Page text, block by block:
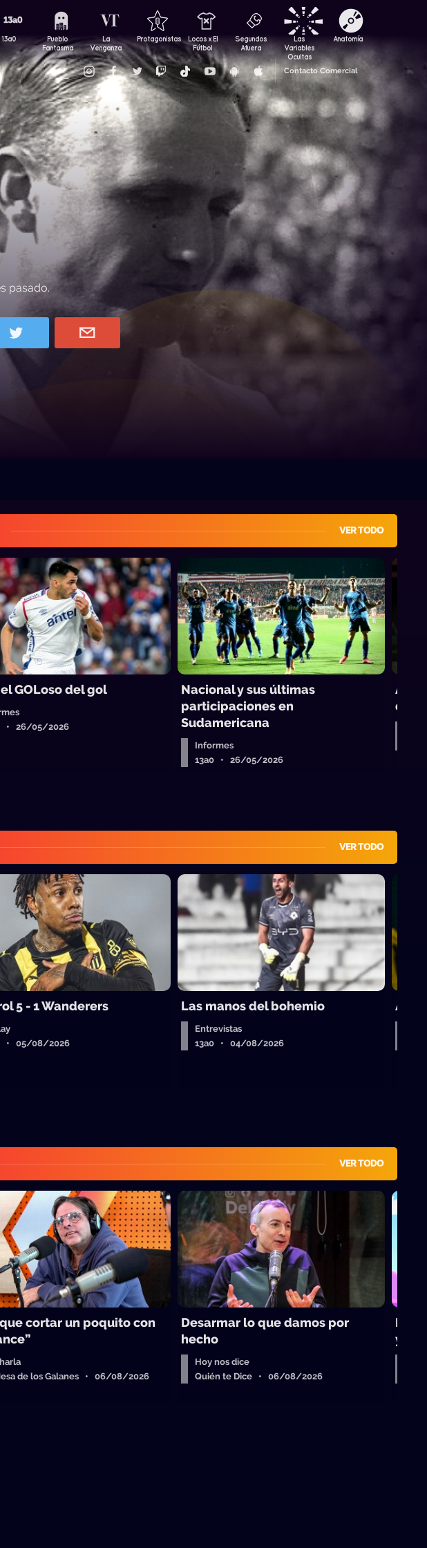
13a0
Pueblo
Fantasma
La
Venganza
Protagonistas
Locos x El
Fútbol
Segundos
Afuera
Las
Variables
Ocultas
Anatomía
Contacto Comercial
pasado.
VER TODO
GOLoso del gol
• 26/05/2026
Nacional y sus últimas
participaciones en
Sudamericana
Informes
13a0 • 26/05/2026
de
VER TODO
5 - 1 Wanderers
• 05/08/2026
Las manos del bohemio
Entrevistas
13a0 • 04/08/2026
A
VER TODO
cortar un poquito con
de los Galanes • 06/08/2026
Desarmar lo que damos por
hecho
Hoy nos dice
Quién te Dice • 06/08/2026
Los
yoga